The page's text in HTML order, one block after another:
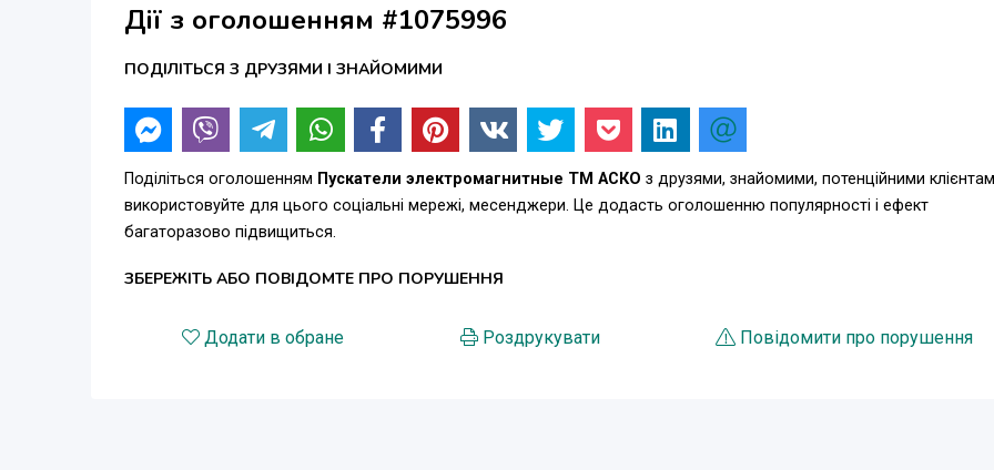
Дії з оголошенням #1075996
ПОДІЛІТЬСЯ З ДРУЗЯМИ І ЗНАЙОМИМИ
Поділіться оголошенням Пускатели электромагнитные ТМ АСКО з друзями, знайомими, потенційними
використовуйте для цього соціальні мережі, месенджери. Це додасть оголошенню популярності і ефект
багаторазово підвищиться.
ЗБЕРЕЖІТЬ АБО ПОВІДОМТЕ ПРО ПОРУШЕННЯ
Додати в обране Роздрукувати Повідомити про порушення